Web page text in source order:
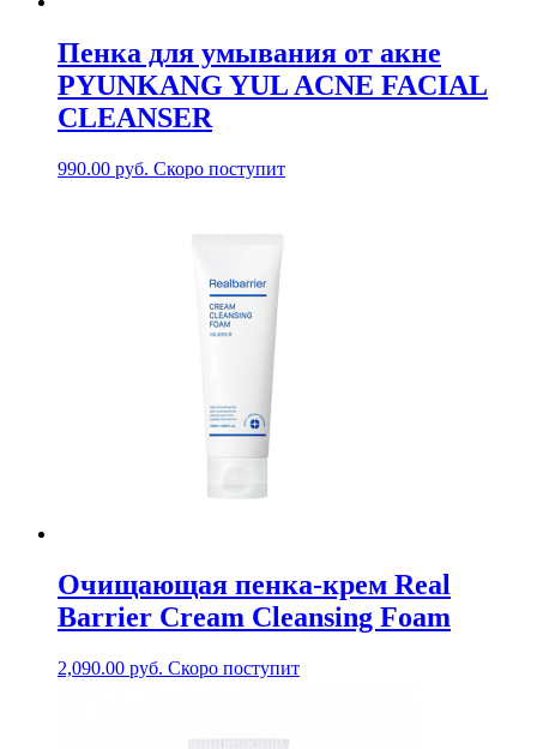
Пенка для умывания от акне
PYUNKANG YUL ACNE FACIAL
CLEANSER
990.00 руб. Скоро поступит
Очищающая пенка-крем Real
Barrier Cream Cleansing Foam
2,090.00 руб. Скоро поступит